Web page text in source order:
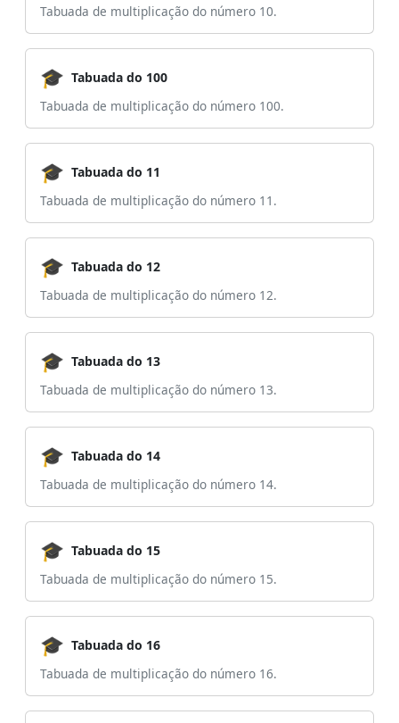
Tabuada de multiplicação do número 10.
🎓 Tabuada do 100
Tabuada de multiplicação do número 100.
🎓 Tabuada do 11
Tabuada de multiplicação do número 11.
🎓 Tabuada do 12
Tabuada de multiplicação do número 12.
🎓 Tabuada do 13
Tabuada de multiplicação do número 13.
🎓 Tabuada do 14
Tabuada de multiplicação do número 14.
🎓 Tabuada do 15
Tabuada de multiplicação do número 15.
🎓 Tabuada do 16
Tabuada de multiplicação do número 16.